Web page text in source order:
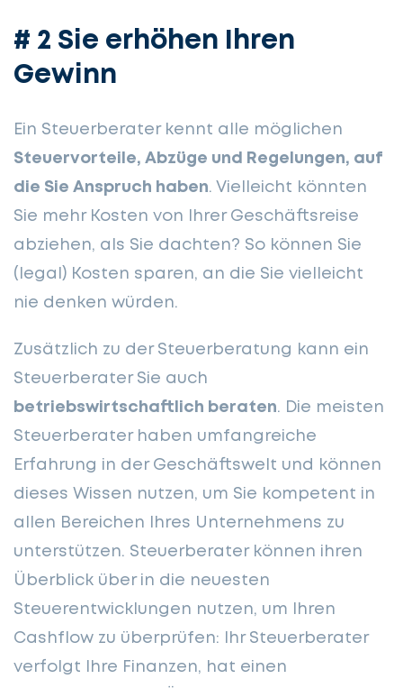
# 2 Sie erhöhen Ihren
Gewinn
Ein Steuerberater kennt alle möglichen
Steuervorteile, Abzüge und Regelungen, auf
die Sie Anspruch haben. Vielleicht könnten
Sie mehr Kosten von Ihrer Geschäftsreise
abziehen, als Sie dachten? So können Sie
(legal) Kosten sparen, an die Sie vielleicht
nie denken würden.
Zusätzlich zu der Steuerberatung kann ein
Steuerberater Sie auch
betriebswirtschaftlich beraten. Die meisten
Steuerberater haben umfangreiche
Erfahrung in der Geschäftswelt und können
dieses Wissen nutzen, um Sie kompetent in
allen Bereichen Ihres Unternehmens zu
unterstützen. Steuerberater können ihren
Überblick über in die neuesten
Steuerentwicklungen nutzen, um Ihren
Cashflow zu überprüfen: Ihr Steuerberater
verfolgt Ihre Finanzen, hat einen